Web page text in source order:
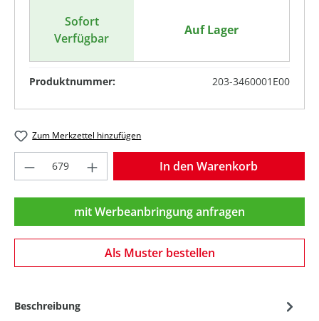
Sofort
Verfügbar
Auf Lager
Produktnummer: 203-3460001E00
Zum Merkzettel hinzufügen
Produkt Anzahl: Gib den gewünschten
In den Warenkorb
mit Werbeanbringung anfragen
Als Muster bestellen
Beschreibung